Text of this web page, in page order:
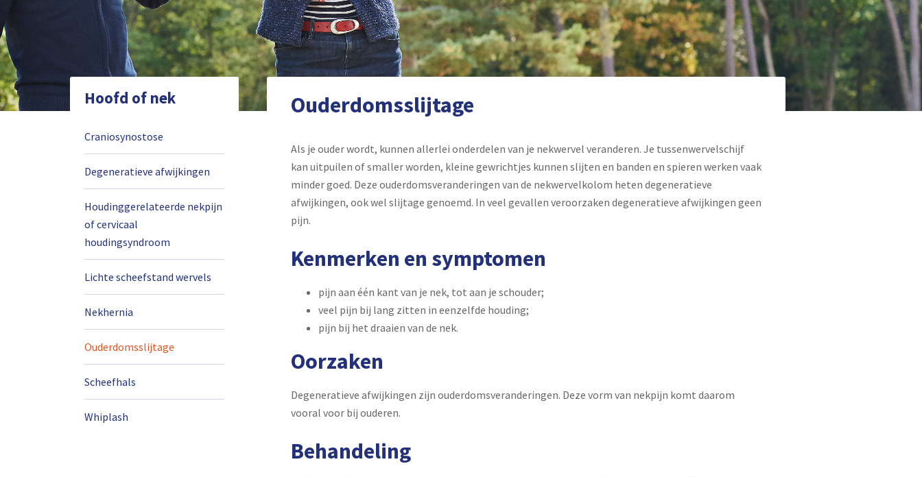
Hoofd of nek
Craniosynostose
Degeneratieve afwijkingen
Houdinggerelateerde nekpijn
of cervicaal
houdingsyndroom
Lichte scheefstand wervels
Nekhernia
Ouderdomsslijtage
Scheefhals
Whiplash
Ouderdomsslijtage
Als je ouder wordt, kunnen allerlei onderdelen van je nekwervel veranderen. Je tussenwervelschijf
kan uitpuilen of smaller worden, kleine gewrichtjes kunnen slijten en banden en spieren werken vaak
minder goed. Deze ouderdomsveranderingen van de nekwervelkolom heten degeneratieve
afwijkingen, ook wel slijtage genoemd. In veel gevallen veroorzaken degeneratieve afwijkingen geen
pijn.
Kenmerken en symptomen
pijn aan één kant van je nek, tot aan je schouder;
veel pijn bij lang zitten in eenzelfde houding;
pijn bij het draaien van de nek.
Oorzaken
Degeneratieve afwijkingen zijn ouderdomsveranderingen. Deze vorm van nekpijn komt daarom
vooral voor bij ouderen.
Behandeling